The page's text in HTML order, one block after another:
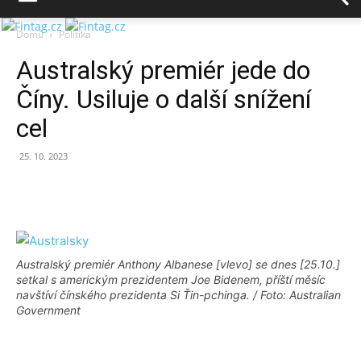
Domů Politika
Australský premiér jede do
Číny. Usiluje o další snížení
cel
25. 10. 2023
Australský premiér Anthony Albanese [vlevo] se dnes [25.10.]
setkal s americkým prezidentem Joe Bidenem, příští měsíc
navštíví čínského prezidenta Si Ťin-pchinga. / Foto: Australian
Government